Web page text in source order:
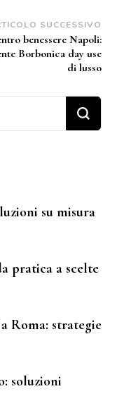
SUCCESSIVO
benessere Napoli:
Borbonica day use
di lusso
su misura
pratica a scelte
Roma: strategie
soluzioni